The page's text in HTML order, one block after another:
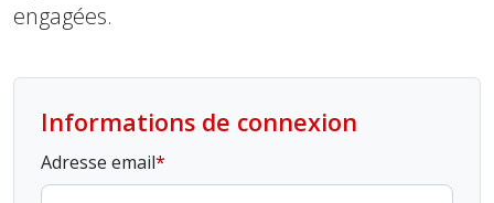
engagées.
Informations de connexion
Adresse email